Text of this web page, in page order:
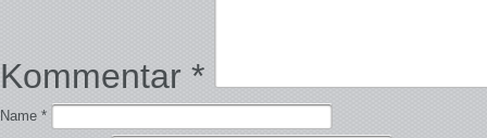
Kommentar *
Name *